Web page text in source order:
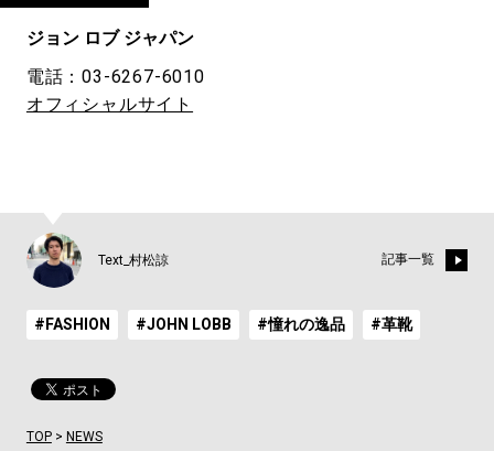
ジョン ロブ ジャパン
電話：03-6267-6010
オフィシャルサイト
Text_村松諒 記事一覧
#FASHION #JOHN LOBB #憧れの逸品 #革靴
TOP> NEWS